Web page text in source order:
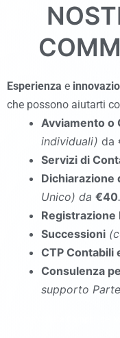
Esperienza e
che possono aiutarti
Avviamento o
individuali) da
Servizi di
Dichiarazione
Unico) da €40.
Registrazione
Successioni
CTP Contabili
Consulenza
supporto